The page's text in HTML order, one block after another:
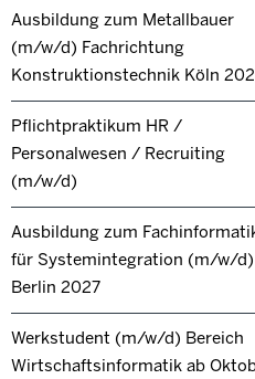
Ausbildung zum Metallbauer
(m/w/d) Fachrichtung
Konstruktionstechnik Köln
Pflichtpraktikum HR /
Personalwesen / Recruiting
(m/w/d)
Ausbildung zum
für Systemintegration (m/w/
Berlin 2027
Werkstudent (m/w/d) Bereich
Wirtschaftsinformatik ab